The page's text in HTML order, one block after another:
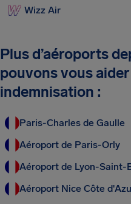
Wizz Air
Plus d’aéroports
pouvons vous
indemnisation :
Paris-Charles de Gaulle
Aéroport de Paris-Orly
Aéroport de Lyon-Saint-
Aéroport Nice Côte